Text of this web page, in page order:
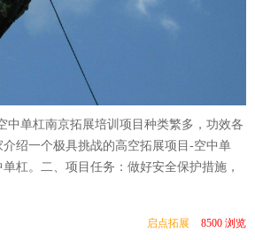
中单杠南京拓展培训项目种类繁多，功效各
绍一个极具挑战的高空拓展项目-空中单
杠。二、项目任务：做好安全保护措施，
启点拓展 8500 浏览